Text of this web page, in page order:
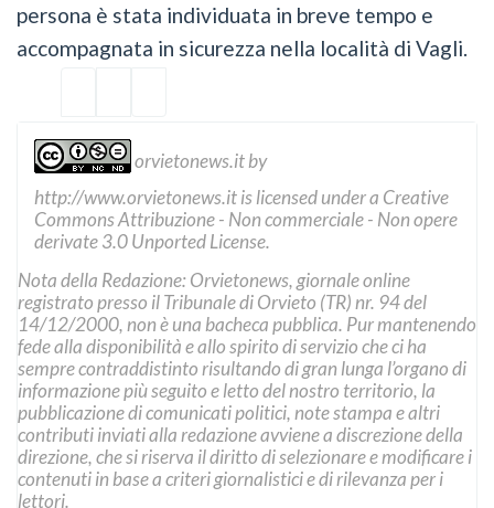
persona è stata individuata in breve tempo e
accompagnata in sicurezza nella località di Vagli.
orvietonews.itby
http://www.orvietonews.itis licensed under a Creative
Commons Attribuzione - Non commerciale - Non opere
derivate 3.0 Unported License.
Nota della Redazione: Orvietonews, giornale online
registrato presso il Tribunale di Orvieto (TR) nr. 94 del
14/12/2000, non è una bacheca pubblica. Pur mantenendo
fede alla disponibilità e allo spirito di servizio che ci ha
sempre contraddistinto risultando di gran lunga l’organo di
informazione più seguito e letto del nostro territorio, la
pubblicazione di comunicati politici, note stampa e altri
contributi inviati alla redazione avviene a discrezione della
direzione, che si riserva il diritto di selezionare e modificare i
contenuti in base a criteri giornalistici e di rilevanza per i
lettori.